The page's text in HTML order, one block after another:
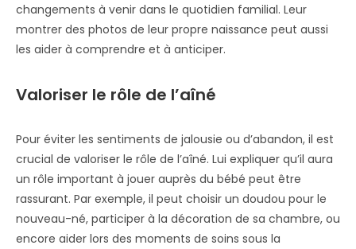
changements à venir dans le quotidien familial. Leur
montrer des photos de leur propre naissance peut aussi
les aider à comprendre et à anticiper.
Valoriser le rôle de l’aîné
Pour éviter les sentiments de jalousie ou d’abandon, il est
crucial de valoriser le rôle de l’aîné. Lui expliquer qu’il aura
un rôle important à jouer auprès du bébé peut être
rassurant. Par exemple, il peut choisir un doudou pour le
nouveau-né, participer à la décoration de sa chambre, ou
encore aider lors des moments de soins sous la